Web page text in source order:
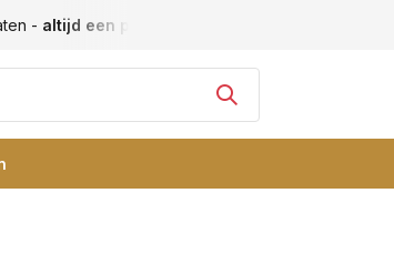
-klantbeoordeling 9+